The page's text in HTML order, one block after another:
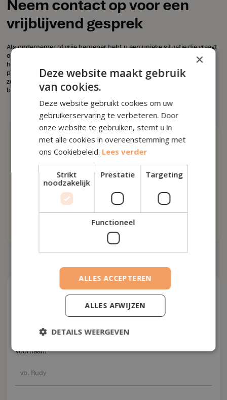
vrijblijvend gesprek
Als ondernemer of vrije beroeper hebt u een unieke situatie die vraagt
om een op maat gemaakte aanpak. Onze experts staan klaar om u te
helpen bij elke stap van de weg, van belastingadvies tot
pensioenplanning. Neem contact op voor een vrijblijvend gesprek,
zodat we samen de beste strategie voor uw toekomst kunnen
bepalen.
Rechtstreeks contact
info@houseoffinance.be
Contactformulier
Vertel ons over uzelf
Voornaam
×
Deze website maakt gebruik
van cookies.
Deze website gebruikt cookies om uw
gebruikerservaring te verbeteren. Door
onze website te gebruiken, stemt u in
met alle cookies in overeenstemming met
ons Cookiebeleid. Lees verder
Strikt
noodzakelijk
Prestatie Targeting
Functioneel
ALLES ACCEPTEREN
ALLES AFWIJZEN
DETAILS WEERGEVEN